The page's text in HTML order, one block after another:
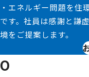
・エネルギー問題を住
です。社員は感謝と謙
境をご提案します。
O